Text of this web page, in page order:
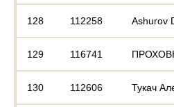
128 112258 Ashurov
129 116741
130 112606 Тукач